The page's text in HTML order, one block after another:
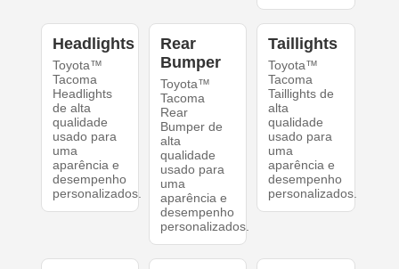
Headlights
Toyota™
Tacoma
Headlights
de alta
qualidade
usado para
uma
aparência e
desempenho
personalizados.
Rear
Bumper
Toyota™
Tacoma
Rear
Bumper de
alta
qualidade
usado para
uma
aparência e
desempenho
personalizados.
Taillights
Toyota™
Tacoma
Taillights de
alta
qualidade
usado para
uma
aparência e
desempenho
personalizados.